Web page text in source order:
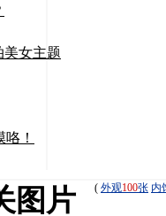
美女主题
！
( 外观100张 内
图片